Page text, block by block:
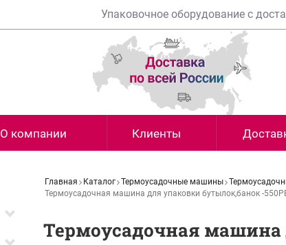
Упаковочное оборудование с
О компании Клиенты
Главная Каталог Термоусадочные машины
Термоусадочная машина для упаковки бутылок,банок -
Термоусадочная машина